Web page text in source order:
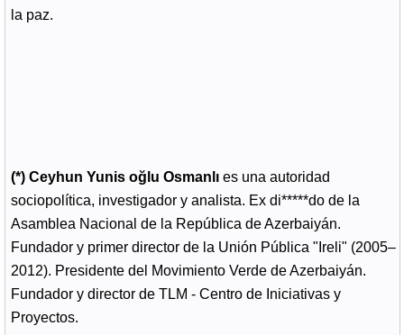
la paz.
(*) Ceyhun Yunis oğlu Osmanlıes una autoridad
sociopolítica, investigador y analista. Ex di*****do de la
Asamblea Nacional de la República de Azerbaiyán.
Fundador y primer director de la Unión Pública "Ireli" (2005–
2012). Presidente del Movimiento Verde de Azerbaiyán.
Fundador y director de TLM - Centro de Iniciativas y
Proyectos.